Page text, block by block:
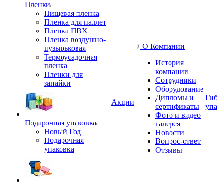
Пленки
Пищевая пленка
Пленка для паллет
Пленка ПВХ
Пленка воздушно-
пузырьковая
Термоусадочная
пленка
Пленки для
запайки
Подарочная упаковка
Новый Год
Подарочная
упаковка
Акции
О Компании
История
компании
Сотрудники
Оборудование
Дипломы и
сертификаты
Фото и видео
галерея
Новости
Вопрос-ответ
Отзывы